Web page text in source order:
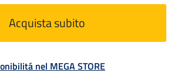
Acquista subito
nel MEGA STORE